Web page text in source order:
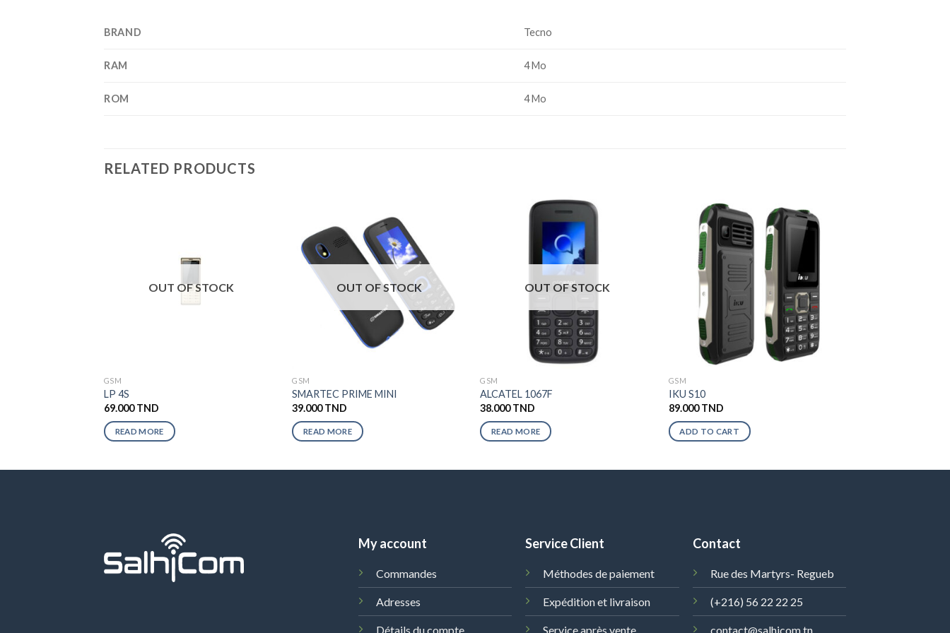
BRAND Tecno
RAM 4 Mo
ROM 4 Mo
RELATED PRODUCTS
OUT OF STOCK
GSM
LP 4S
69.000TND
READ MORE
OUT OF STOCK
GSM
SMARTEC PRIME MINI
39.000TND
READ MORE
OUT OF STOCK
GSM
ALCATEL 1067F
38.000TND
READ MORE
GSM
IKU S10
89.000TND
ADD TO CART
My account
Commandes
Adresses
Détails du compte
Service Client
Méthodes de paiement
Expédition et livraison
Service après vente
Contact
Rue des Martyrs- Regueb
(+216) 56 22 22 25
contact@salhicom.tn